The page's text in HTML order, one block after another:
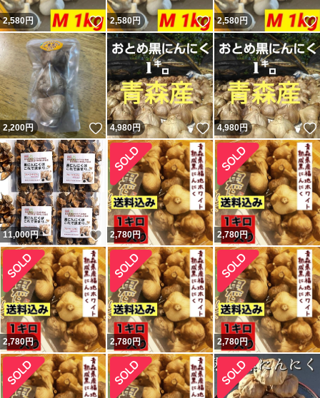
2,580円 いいね！
2,580円 いいね！
2,580円
2,200円 いいね！
4,980円 いいね！
4,980円
11,000円 いいね！
2,780円 2,780円
2,780円 2,780円 2,780円